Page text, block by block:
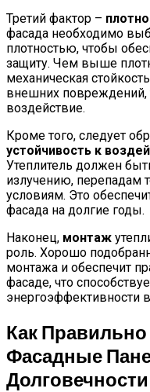
Третий фактор –
фасада необходимо
плотностью, чтобы
защиту. Чем выше
механическая
внешних повреждений,
воздействие.
Кроме того, следует
устойчивость к
Утеплитель должен
излучению, перепадам
условиям. Это
фасада на долгие годы.
Наконец, монтаж
роль. Хорошо
монтажа и обеспечит
фасаде, что
энергоэффективности
Как
Фасадные
Долговечности